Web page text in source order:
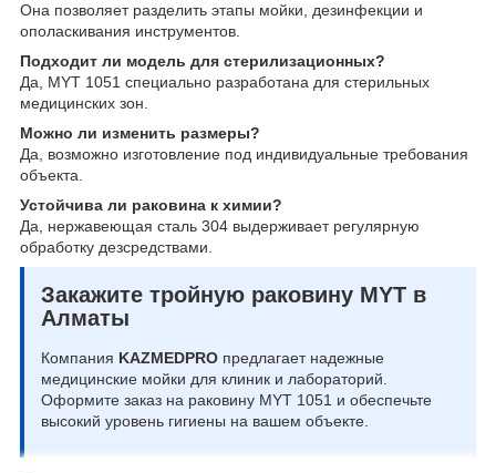
Она позволяет разделить этапы мойки, дезинфекции и
ополаскивания инструментов.
Подходит ли модель для стерилизационных?
Да, MYT 1051 специально разработана для стерильных
медицинских зон.
Можно ли изменить размеры?
Да, возможно изготовление под индивидуальные требования
объекта.
Устойчива ли раковина к химии?
Да, нержавеющая сталь 304 выдерживает регулярную
обработку дезсредствами.
Закажите тройную раковину MYT в
Алматы
Компания KAZMEDPRO предлагает надежные
медицинские мойки для клиник и лабораторий.
Оформите заказ на раковину MYT 1051 и обеспечьте
высокий уровень гигиены на вашем объекте.